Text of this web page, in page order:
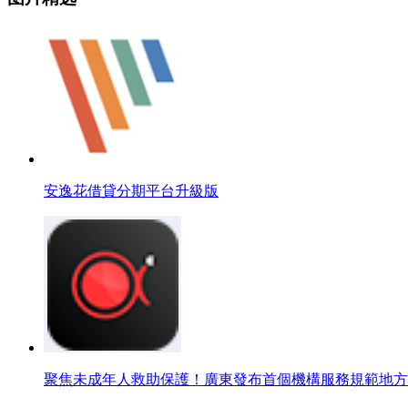
安逸花借貸分期平台升級版
聚焦未成年人救助保護！廣東發布首個機構服務規範地